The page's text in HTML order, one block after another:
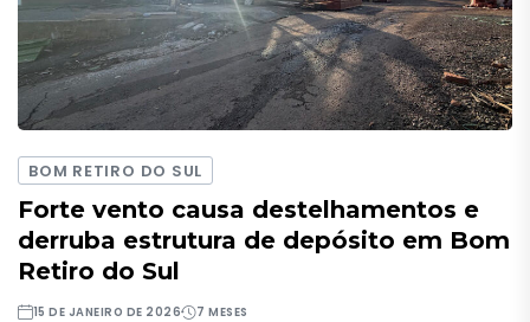
BOM RETIRO DO SUL
Forte vento causa destelhamentos e
derruba estrutura de depósito em Bom
Retiro do Sul
15 DE JANEIRO DE 2026 7 MESES